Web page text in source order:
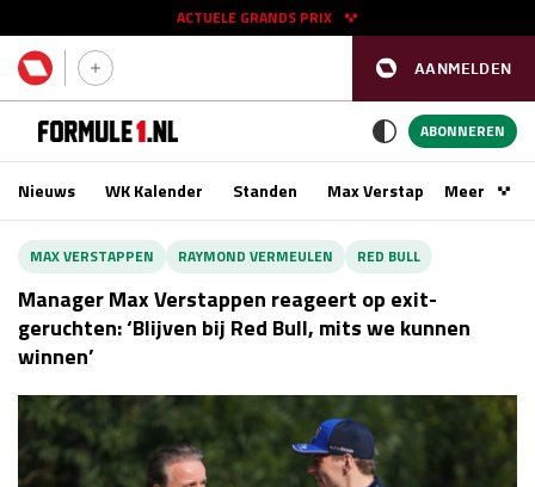
AANMELDEN
ACTUELE GRANDS PRIX
11 - 13 sep
Race
zo 15:00 - 17:00
GP AZERBEIDZJAN 2026 24 - 26 sep
GP SINGAPORE 2026
Kwalificatie
za 15:00 - 16:00
ABONNEREN
Nieuws WK Kalender Standen Max VerstappenMeer
MAX VERSTAPPEN RAYMOND VERMEULEN RED BULL
Manager Max Verstappen reageert op exit-
geruchten: ‘Blijven bij Red Bull, mits we kunnen
winnen’